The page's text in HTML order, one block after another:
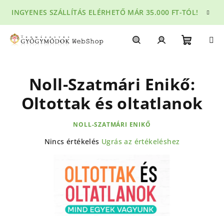
fő
tartalomhoz
INGYENES SZÁLLÍTÁS ELÉRHETŐ MÁR 35.000 FT-TÓL!
Noll-Szatmári Enikő:
Oltottak és oltatlanok
NOLL-SZATMÁRI ENIKŐ
A
értékelése
csillag.
Nincs értékelés Ugrás az értékeléshez